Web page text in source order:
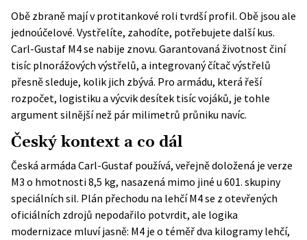
Obě zbraně mají v protitankové roli tvrdší profil. Obě jsou ale
jednoúčelové. Vystřelíte, zahodíte, potřebujete další kus.
Carl-Gustaf M4 se nabije znovu. Garantovaná životnost činí
tisíc plnorážových výstřelů, a integrovaný čítač výstřelů
přesně sleduje, kolik jich zbývá. Pro armádu, která řeší
rozpočet, logistiku a výcvik desítek tisíc vojáků, je tohle
argument silnější než pár milimetrů průniku navíc.
Český kontext a co dál
Česká armáda Carl-Gustaf používá, veřejně doložená je verze
M3 o hmotnosti 8,5 kg, nasazená mimo jiné u 601. skupiny
speciálních sil. Plán přechodu na lehčí M4 se z otevřených
oficiálních zdrojů nepodařilo potvrdit, ale logika
modernizace mluví jasně: M4 je o téměř dva kilogramy lehčí,